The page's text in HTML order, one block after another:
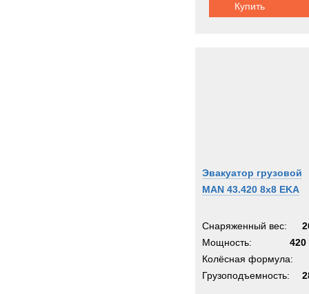
Купить
Эвакуатор грузовой
MAN 43.420 8х8 EKA
Снаряженный вес:
Мощность:
420
Колёсная формула:
Грузоподъемность: